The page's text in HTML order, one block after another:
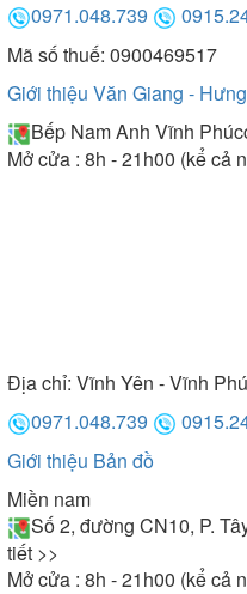
0971.048.739
Mã số thuế: 0900469517
Giới thiệu Văn Giang -
Bếp Nam Anh Vĩnh Phúc
Mở cửa : 8h - 21h00 (kể cả
Địa chỉ: Vĩnh Yên - Vĩnh
0971.048.739
Giới thiệu Bản đồ
Miền nam
Số 2, đường CN10, P.
tiết >>
Mở cửa : 8h - 21h00 (kể cả